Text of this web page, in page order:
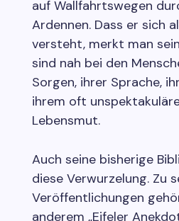
auf Wallfahrtswegen
Ardennen. Dass er sich
versteht, merkt man
sind nah bei den
Sorgen, ihrer Sprache,
ihrem oft
Lebensmut.
Auch seine bisherige
diese Verwurzelung. Zu
Veröffentlichungen
anderem „Eifeler